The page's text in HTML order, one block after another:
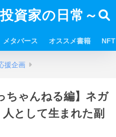
資家の日常～
メタバース オススメ書籍
援企画
ちゃんねる編】ネガ
として生まれた副